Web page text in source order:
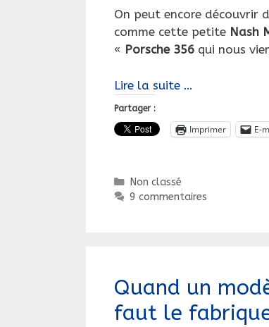
On peut encore découvrir
comme cette petite Nash
« Porsche 356 qui nous
Lire la suite …
voitures
à
Porsche
356.
Partager :
Imprimer E-
Catégories
Non classé
9 commentaires
Quand un
faut le